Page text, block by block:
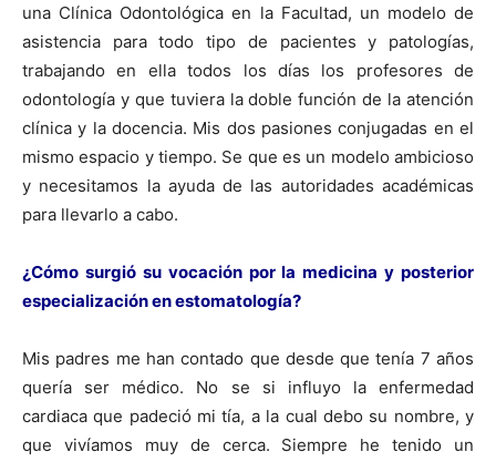
una Clínica Odontológica en la Facultad, un modelo de
asistencia para todo tipo de pacientes y patologías,
trabajando en ella todos los días los profesores de
odontología y que tuviera la doble función de la atención
clínica y la docencia. Mis dos pasiones conjugadas en el
mismo espacio y tiempo. Se que es un modelo ambicioso
y necesitamos la ayuda de las autoridades académicas
para llevarlo a cabo.
¿Cómo surgió su vocación por la medicina y posterior
especialización en estomatología?
Mis padres me han contado que desde que tenía 7 años
quería ser médico. No se si influyo la enfermedad
cardiaca que padeció mi tía, a la cual debo su nombre, y
que vivíamos muy de cerca. Siempre he tenido un